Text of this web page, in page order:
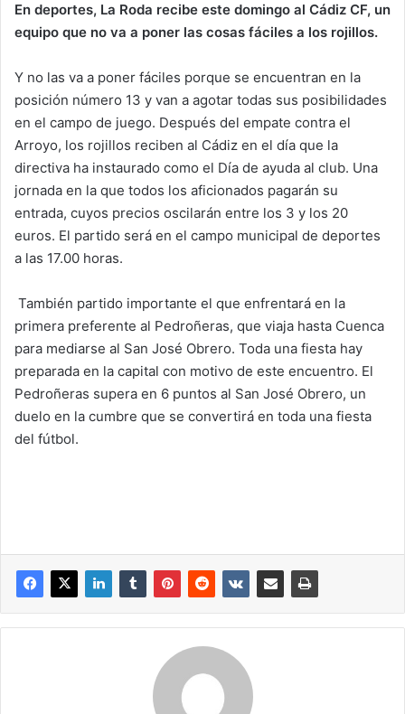
En deportes, La Roda recibe este domingo al Cádiz CF, un
equipo que no va a poner las cosas fáciles a los rojillos.
Y no las va a poner fáciles porque se encuentran en la
posición número 13 y van a agotar todas sus posibilidades
en el campo de juego. Después del empate contra el
Arroyo, los rojillos reciben al Cádiz en el día que la
directiva ha instaurado como el Día de ayuda al club. Una
jornada en la que todos los aficionados pagarán su
entrada, cuyos precios oscilarán entre los 3 y los 20
euros. El partido será en el campo municipal de deportes
a las 17.00 horas.
También partido importante el que enfrentará en la
primera preferente al Pedroñeras, que viaja hasta Cuenca
para mediarse al San José Obrero. Toda una fiesta hay
preparada en la capital con motivo de este encuentro. El
Pedroñeras supera en 6 puntos al San José Obrero, un
duelo en la cumbre que se convertirá en toda una fiesta
del fútbol.